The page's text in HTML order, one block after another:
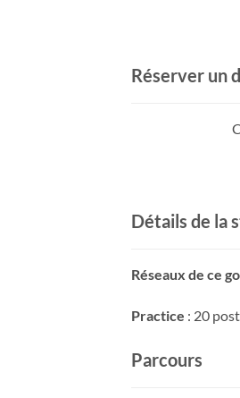
Réserver un
Détails de la
Réseaux de ce
Practice : 20
Parcours